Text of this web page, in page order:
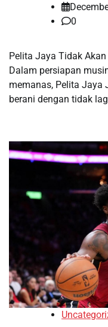
0
Pelita Jaya Tidak
Dalam persiapan
memanas, Pelita Jaya
berani dengan tidak